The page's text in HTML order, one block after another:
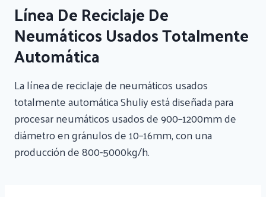
Línea De Reciclaje De
Neumáticos Usados Totalmente
Automática
La línea de reciclaje de neumáticos usados
totalmente automática Shuliy está diseñada para
procesar neumáticos usados de 900–1200mm de
diámetro en gránulos de 10–16mm, con una
producción de 800-5000kg/h.